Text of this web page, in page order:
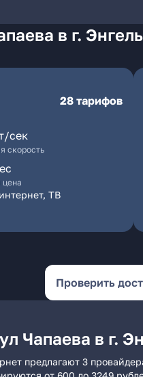
в г.
28 тарифов
сек
скорость
ТВ
Проверить
Чапаева в г.
предлагают 3